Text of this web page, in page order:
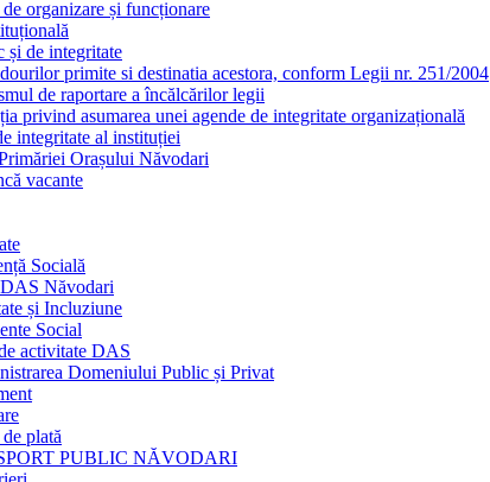
organizare și funcționare
și de integritate
primite si destinatia acestora, conform Legii nr. 251/2004
de raportare a încălcărilor legii
privind asumarea unei agende de integritate organizațională
integritate al instituției
Orașului Năvodari
vacante
Socială
Năvodari
și Incluziune
Social
activitate DAS
Domeniului Public și Privat
plată
PUBLIC NĂVODARI